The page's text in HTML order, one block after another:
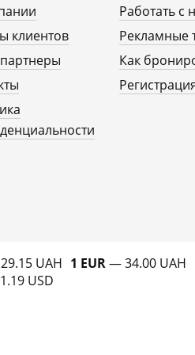
клиентов
Работать с
Рекламные
Как
UAH
USD
1 EUR— 34.00 UAH